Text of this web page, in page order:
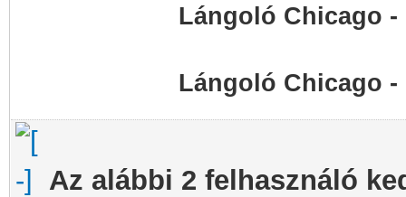
Lángoló Chicago -
Lángoló Chicago -
Az alábbi 2 felhasználó